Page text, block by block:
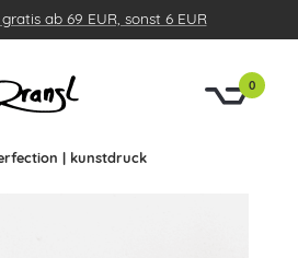
gratis ab 69 EUR, sonst 6 EUR
0
| kunstdruck